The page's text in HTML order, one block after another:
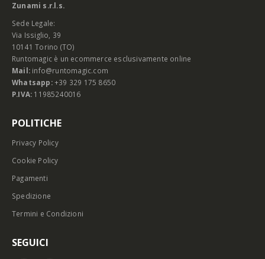
Zunami s.r.l.s.
Sede Legale:
Via Issiglio, 39
10141 Torino (TO)
Runtomagic è un ecommerce esclusivamente online
Mail: info@runtomagic.com
Whatsapp: +39 329 175 8650
P.IVA: 11985240016
POLITICHE
Privacy Policy
Cookie Policy
Pagamenti
Spedizione
Termini e Condizioni
SEGUICI